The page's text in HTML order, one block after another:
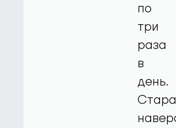
по
три
раза
в
день.